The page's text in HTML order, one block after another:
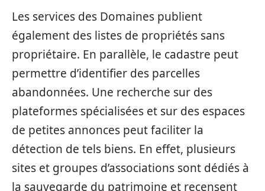
Les services des Domaines publient
également des listes de propriétés sans
propriétaire. En parallèle, le cadastre peut
permettre d’identifier des parcelles
abandonnées. Une recherche sur des
plateformes spécialisées et sur des espaces
de petites annonces peut faciliter la
détection de tels biens. En effet, plusieurs
sites et groupes d’associations sont dédiés à
la sauvegarde du patrimoine et recensent